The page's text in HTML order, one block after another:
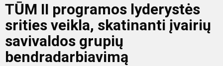
TŪM II programos lyderystės
srities veikla, skatinanti įvairių
savivaldos grupių
bendradarbiavimą